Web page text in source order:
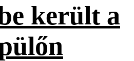
került a